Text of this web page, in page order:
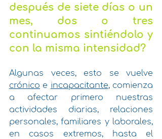
después de siete días o un
mes, dos o tres
continuamos sintiéndolo y
con la misma intensidad?
crónico e incapacitante, comienza
a afectar primero nuestras
actividades diarias, relaciones
personales, familiares y laborales,
en casos extremos, hasta el